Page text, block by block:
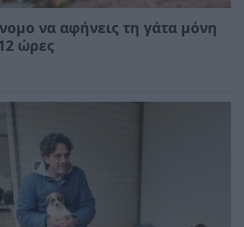
να αφήνεις τη γάτα μόνη
ώρες